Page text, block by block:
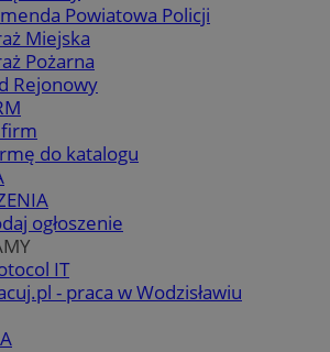
Powiatowa Policji
Miejska
Pożarna
Rejonowy
do katalogu
ogłoszenie
IT
- praca w Wodzisławiu